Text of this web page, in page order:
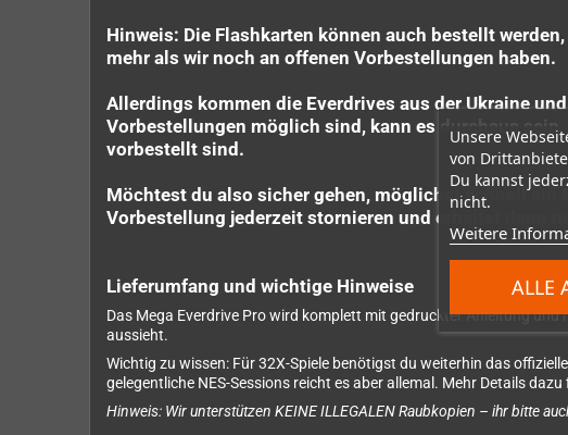
Unsere
von
Du kannst
nicht.
Weitere
ALLE
Hinweis: Die Flashkarten können auch bestellt
mehr als wir noch an offenen Vorbestellungen haben.
Allerdings kommen die Everdrives aus der Ukraine
Vorbestellungen möglich sind, kann es durchaus
vorbestellt sind.
Möchtest du also sicher gehen, möglichst schnell
Vorbestellung jederzeit stornieren und erhältst dann
Lieferumfang und wichtige Hinweise
Das Mega Everdrive Pro wird komplett mit gedruckter Anleitung
aussieht.
Wichtig zu wissen: Für 32X-Spiele benötigst du weiterhin das
gelegentliche NES-Sessions reicht es aber allemal. Mehr Details
Hinweis: Wir unterstützen KEINE ILLEGALEN Raubkopien – ihr bitte